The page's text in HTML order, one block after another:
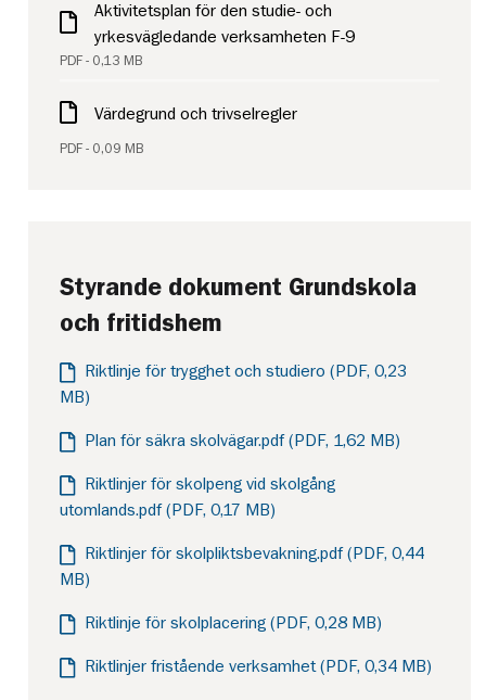
Aktivitetsplan för den studie- och
yrkesvägledande verksamheten F-9
PDF - 0,13 MB
Värdegrund och trivselregler
PDF - 0,09 MB
Styrande dokument Grundskola
och fritidshem
Riktlinje för trygghet och studiero (PDF, 0,23
MB)
Plan för säkra skolvägar.pdf (PDF, 1,62 MB)
Riktlinjer för skolpeng vid skolgång
utomlands.pdf (PDF, 0,17 MB)
Riktlinjer för skolpliktsbevakning.pdf (PDF, 0,44
MB)
Riktlinje för skolplacering (PDF, 0,28 MB)
Riktlinjer fristående verksamhet (PDF, 0,34 MB)